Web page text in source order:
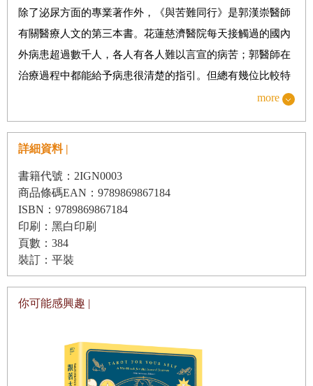
13 最痛苦的傷痕
14 令人意外的結果
第三部 體會當病人的痛
16 泌尿科醫師的生病週記
後記：轉換對生命的態度
除了泌尿方面的專業著作外，《與苦難同行》是郭漢崇醫師
有關醫療人文的第三本書。花蓮慈濟醫院每天接觸過的國內
外病患超過數千人，各人有各人難以言宣的病苦；郭醫師在
治療過程中都能給予病患很清楚的指引。但總有幾位比較特
殊的病患，與郭醫師的生命產生連結，讓他忍不住要將相遇
郭醫師在書中寫道：「我們必須要在病人的喜怒哀樂、生死
苦難。」
作為一位外科醫師，苦難是無可迴避的境遇。即便再嚴謹的
手術，因為病況千變萬化，一 旦不如己意，病患難免心生怨
懟。作為主治醫師也只能包容病患發洩情緒，修習「忍辱」
書中最令人不捨的是郭醫師的公子家穎的病難。他為了熬夜
more
詳細資料 |
書籍代號：2IGN0003
商品條碼EAN：9789869867184
ISBN：9789869867184
印刷：黑白印刷
頁數：384
裝訂：平裝
你可能感興趣 |